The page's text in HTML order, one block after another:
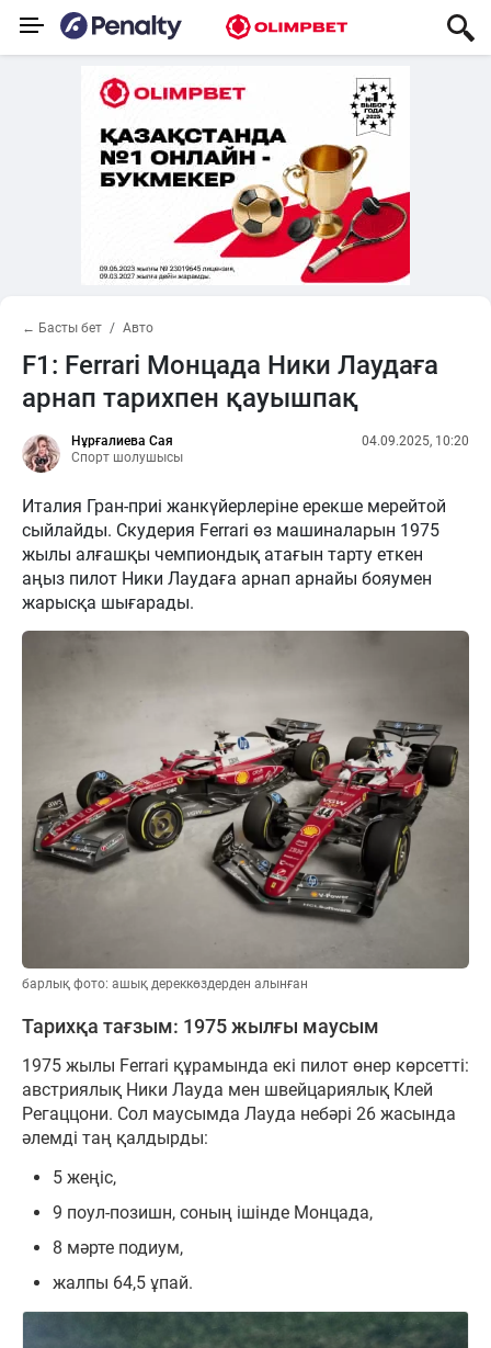
← Басты бет Авто
F1: Ferrari Монцада Ники Лаудаға
арнап тарихпен қауышпақ
Нұрғалиева Сая
Спорт шолушысы
04.09.2025, 10:20
Италия Гран-приі жанкүйерлеріне ерекше мерейтой
сыйлайды. Скудерия Ferrari өз машиналарын 1975
жылы алғашқы чемпиондық атағын тарту еткен
аңыз пилот Ники Лаудаға арнап арнайы бояумен
жарысқа шығарады.
барлық фото: ашық дереккөздерден алынған
Тарихқа тағзым: 1975 жылғы маусым
1975 жылы Ferrari құрамында екі пилот өнер көрсетті:
австриялық Ники Лауда мен швейцариялық Клей
Регаццони. Сол маусымда Лауда небәрі 26 жасында
әлемді таң қалдырды:
5 жеңіс,
9 поул-позишн, соның ішінде Монцада,
8 мәрте подиум,
жалпы 64,5 ұпай.